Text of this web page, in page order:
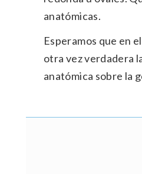
anatómicas.
Esperamos que en
otra vez verdadera
anatómica sobre la